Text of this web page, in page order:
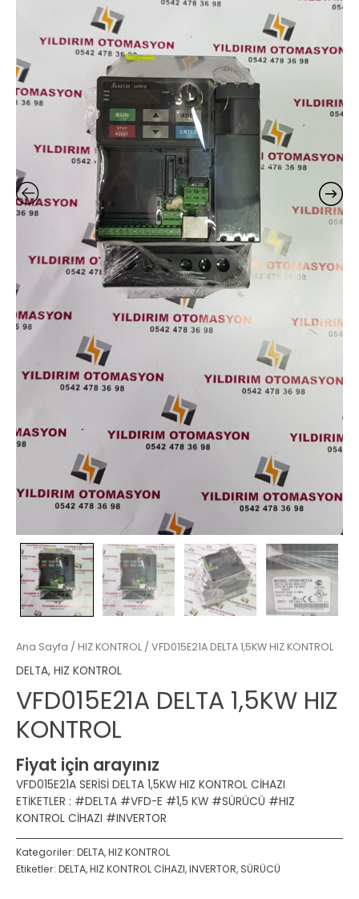
Ana Sayfa / HIZ KONTROL / VFD015E21A DELTA 1,5KW HIZ KONTROL
DELTA, HIZ KONTROL
VFD015E21A DELTA 1,5KW HIZ
KONTROL
Fiyat için arayınız
VFD015E21A SERİSİ DELTA 1,5KW HIZ KONTROL CİHAZI
ETİKETLER : #DELTA #VFD-E #1,5 KW #SÜRÜCÜ #HIZ
KONTROL CİHAZI #INVERTOR
Kategoriler: DELTA,HIZ KONTROL
Etiketler: DELTA,HIZ KONTROL CİHAZI,INVERTOR, SÜRÜCÜ